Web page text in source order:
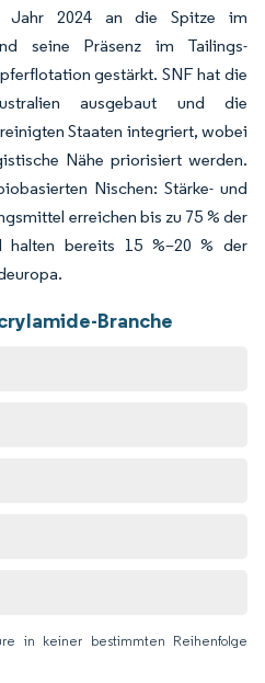
Jahr 2024 an die Spitze im
seine Präsenz im Tailings-
gestärkt. SNF hat die
ausgebaut und die
Staaten integriert, wobei
Nähe priorisiert werden.
Nischen: Stärke- und
erreichen bis zu 75 % der
halten bereits 15 %–20 % der
Branche
in keiner bestimmten Reihenfolge